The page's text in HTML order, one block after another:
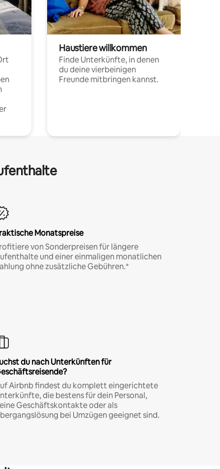
Haustiere willkommen
Finde Unterkünfte, in denen
du deine vierbeinigen
Freunde mitbringen kannst.
Monatspreise
von Sonderpreisen für längere
und einer einmaligen monatlichen
ohne zusätzliche Gebühren.*
du nach Unterkünften für
Airbnb findest du komplett eingerichtete
die bestens für dein Personal,
Geschäftskontakte oder als
bei Umzügen geeignet sind.